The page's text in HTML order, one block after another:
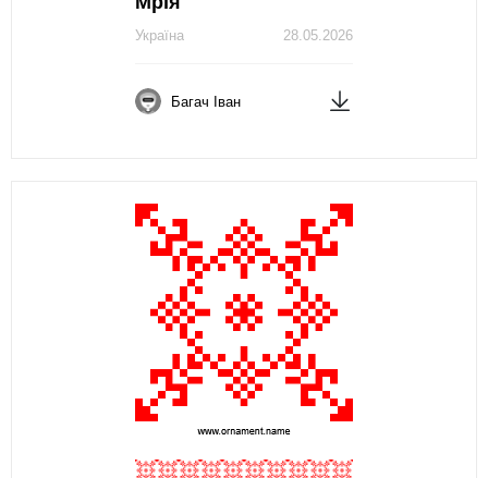
28.05.2026
Україна
Багач Іван